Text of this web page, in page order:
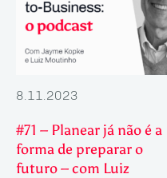
8.11.2023
#71 – Planear já não é a
forma de preparar o
futuro – com Luiz